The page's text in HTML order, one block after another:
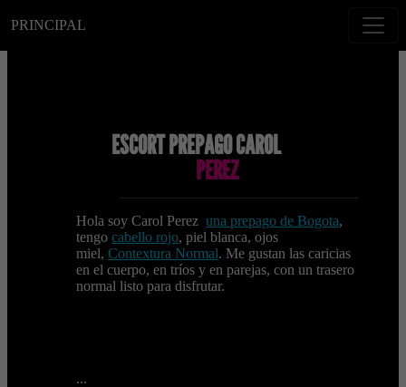
PRINCIPAL
ESCORT PREPAGO CAROL
PEREZ
Hola soy Carol Perez una prepago de Bogota,
tengo cabello rojo, piel blanca, ojos
miel, Contextura Normal. Me gustan las caricias
en el cuerpo, en tríos y en parejas, con un trasero
normal listo para disfrutar.
...